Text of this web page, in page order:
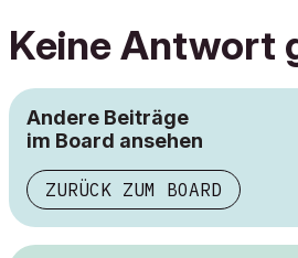
Keine Antwort
Andere Beiträge
im Board ansehen
ZURÜCK ZUM BOARD